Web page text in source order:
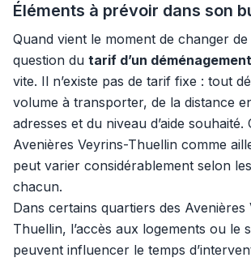
Éléments à prévoir dans son
Quand vient le moment de changer
question du tarif d’un déménagement
vite. Il n’existe pas de tarif fixe : tout
volume à transporter, de la distance
adresses et du niveau d’aide souhaité.
Avenières Veyrins-Thuellin comme
peut varier considérablement selon
chacun.
Dans certains quartiers des Avenières
Thuellin, l’accès aux logements ou le
peuvent influencer le temps